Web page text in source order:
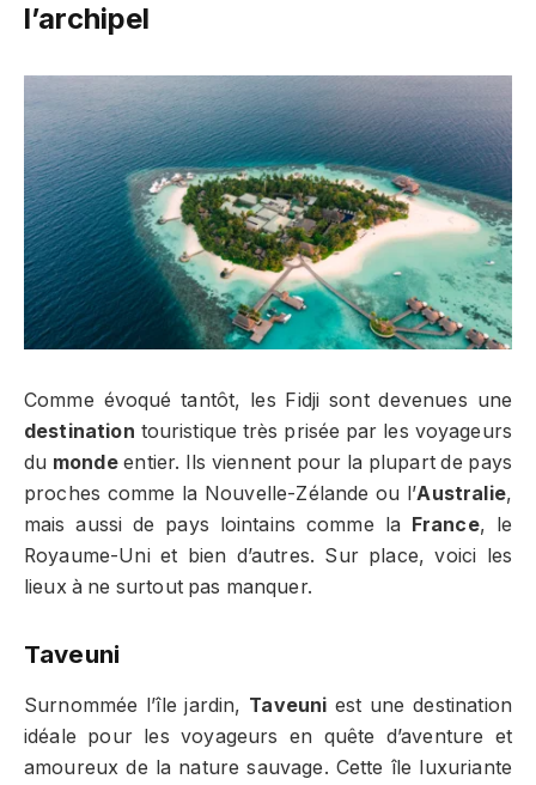
l’archipel
Comme évoqué tantôt, les Fidji sont devenues une
destination touristique très prisée par les voyageurs
du mondeentier. Ils viennent pour la plupart de pays
proches comme la Nouvelle-Zélande ou l’Australie,
mais aussi de pays lointains comme la France, le
Royaume-Uni et bien d’autres. Sur place, voici les
lieux à ne surtout pas manquer.
Taveuni
Surnommée l’île jardin, Taveuni est une destination
idéale pour les voyageurs en quête d’aventure et
amoureux de la nature sauvage. Cette île luxuriante